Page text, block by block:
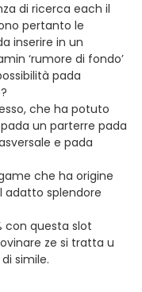
di ricerca each il
pertanto le
inserire in un
‘rumore di fondo’
pada
che ha potuto
un parterre pada
e pada
che ha origine
adatto splendore
con questa slot
ze si tratta u
simile.